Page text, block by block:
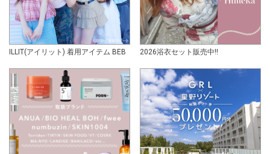
ILLIT(アイリット) 着用アイテム BEB 2026浴衣セット販売中!!